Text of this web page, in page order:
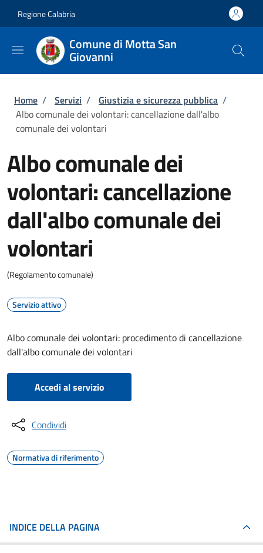
Regione Calabria
Comune di Motta San
Giovanni
Briciole di pane
Home / Servizi / Giustizia e sicurezza pubblica /
Albo comunale dei volontari: cancellazione dall'albo
comunale dei volontari
Albo comunale dei
volontari: cancellazione
dall'albo comunale dei
volontari
(Regolamento comunale)
Servizio attivo
Albo comunale dei volontari: procedimento di cancellazione
dall'albo comunale dei volontari
Accedi al servizio
Condividi
Normativa di riferimento
INDICE DELLA PAGINA